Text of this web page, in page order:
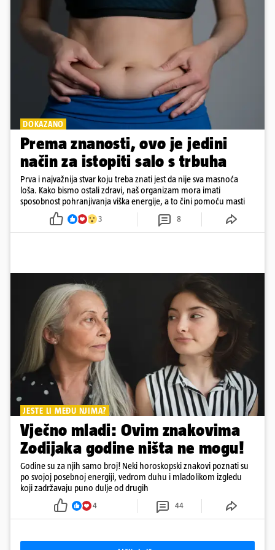
DOKAZANO
Prema znanosti, ovo je jedini
način za istopiti salo s trbuha
Prva i najvažnija stvar koju treba znati jest da nije sva masnoća
loša. Kako bismo ostali zdravi, naš organizam mora imati
sposobnost pohranjivanja viška energije, a to čini pomoću masti
3 8
JESTE LI MEĐU NJIMA?
Vječno mladi: Ovim znakovima
Zodijaka godine ništa ne mogu!
Godine su za njih samo broj! Neki horoskopski znakovi poznati su
po svojoj posebnoj energiji, vedrom duhu i mladolikom izgledu
koji zadržavaju puno dulje od drugih
4 44